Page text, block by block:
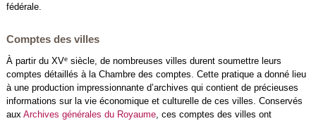
fédérale.
Comptes des villes
À partir du XVesiècle, de nombreuses villes durent soumettre leurs
comptes détaillés à la Chambre des comptes. Cette pratique a donné lieu
à une production impressionnante d’archives qui contient de précieuses
informations sur la vie économique et culturelle de ces villes. Conservés
aux Archives générales du Royaume, ces comptes des villes ont